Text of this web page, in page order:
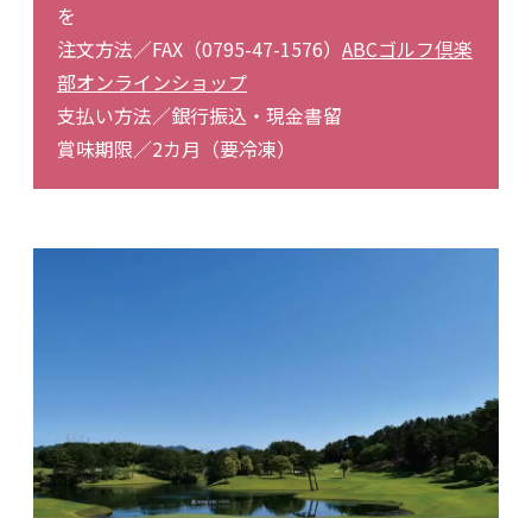
を
注文方法／FAX（0795-47-1576） ABCゴルフ倶楽
部オンラインショップ
支払い方法／銀行振込・現金書留
賞味期限／2カ月（要冷凍）